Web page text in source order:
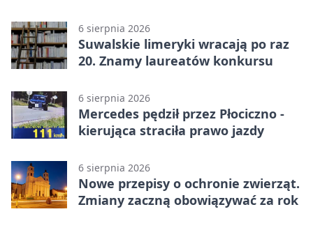
6 sierpnia 2026
Suwalskie limeryki wracają po raz
20. Znamy laureatów konkursu
6 sierpnia 2026
Mercedes pędził przez Płociczno -
kierująca straciła prawo jazdy
6 sierpnia 2026
Nowe przepisy o ochronie zwierząt.
Zmiany zaczną obowiązywać za rok